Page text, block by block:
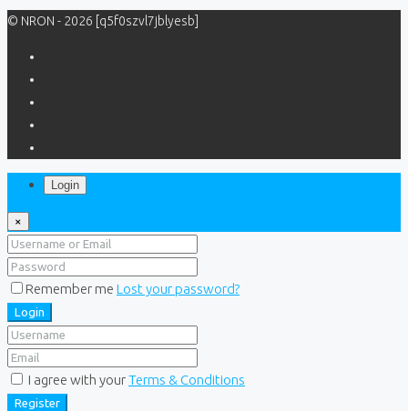
© NRON - 2026 [q5f0szvl7jblyesb]
Login
×
Remember me Lost your password?
Login
I agree with yourTerms & Conditions
Register